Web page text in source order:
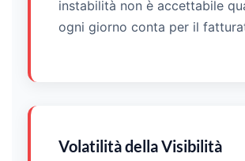
instabilità non è accettabile
ogni giorno conta per il
Volatilità della Visibilità